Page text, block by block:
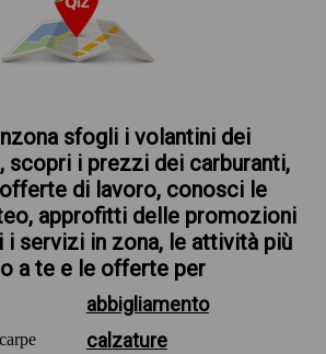
sfogli i volantini dei
scopri i prezzi dei carburanti,
di lavoro, conosci le
approfitti delle promozioni
i servizi in zona, le attività più
a te e le offerte per
abbigliamento
calzature